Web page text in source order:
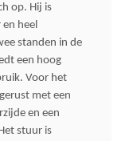
op. Hij is
heel
standen in de
een hoog
Voor het
met een
en een
stuur is